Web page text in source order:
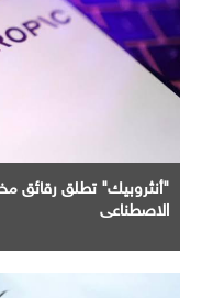
"أنثروبيك" تطلق رقائق
الاصطناعي